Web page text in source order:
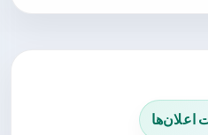
اعلان‌ها